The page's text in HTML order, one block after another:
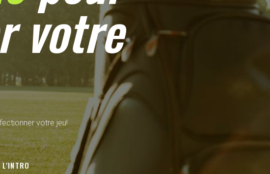
votre
votre jeu!